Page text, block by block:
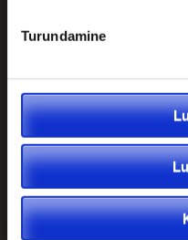
Turundamine• Kontrollige
olemasolu
• Varuge kaasa
• Tutvuge
Liitu